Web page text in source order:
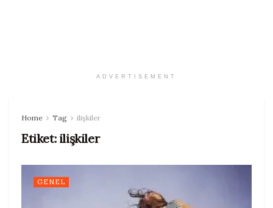
ADVERTISEMENT
Home Tag ilişkiler
Etiket: ilişkiler
GENEL